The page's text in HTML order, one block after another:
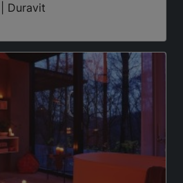
Duravit